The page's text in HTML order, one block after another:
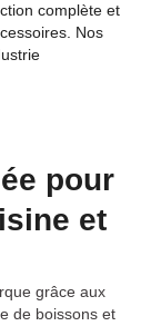
complète et
Nos
pour
et
grâce aux
de boissons et